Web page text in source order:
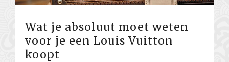
Wat je absoluut moet weten
voor je een Louis Vuitton
koopt